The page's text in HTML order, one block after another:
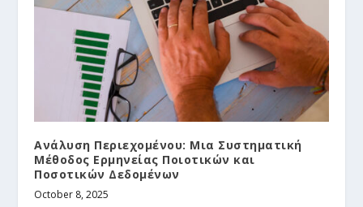
Ανάλυση Περιεχομένου: Μια Συστηματική
Μέθοδος Ερμηνείας Ποιοτικών και
Ποσοτικών Δεδομένων
October 8, 2025